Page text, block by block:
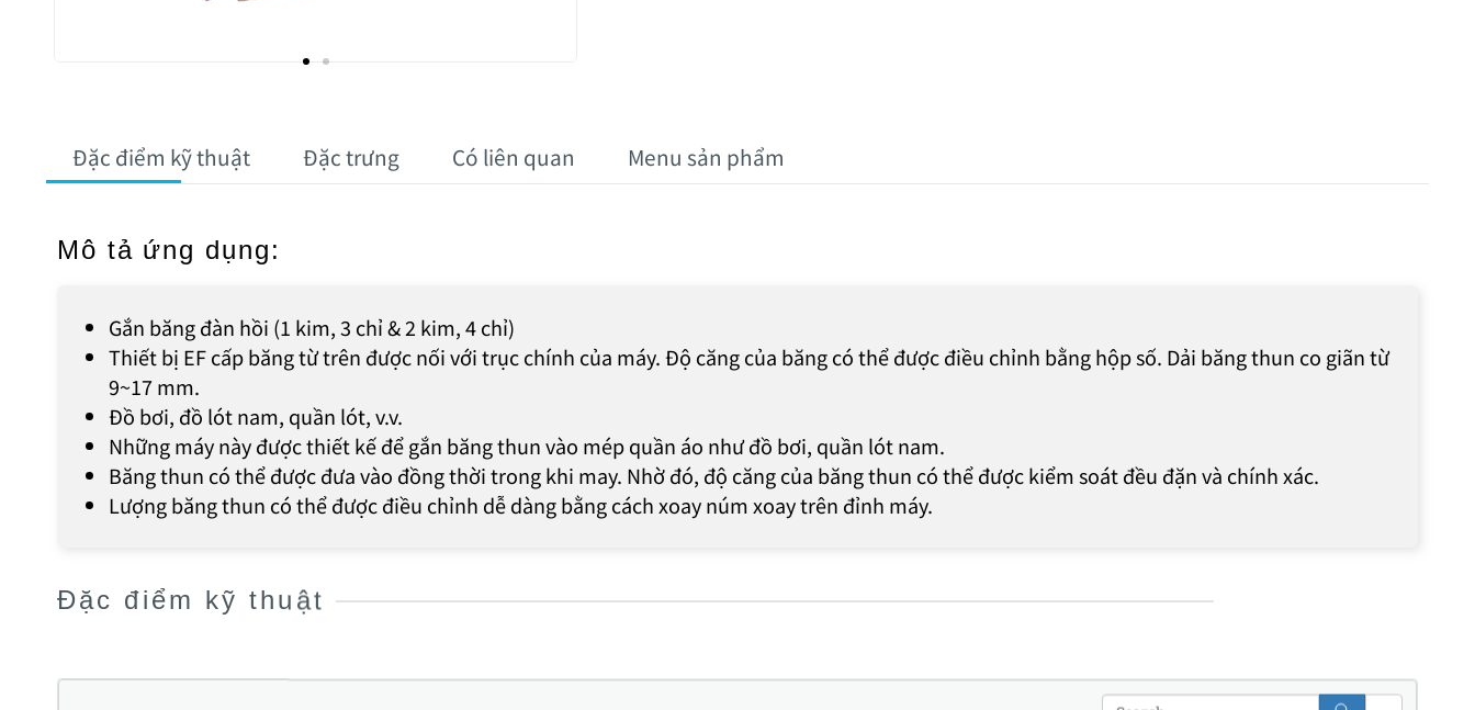
Đặc điểm kỹ thuật Đặc trưng Có liên quan Menu sản phẩm
Mô tả ứng dụng:
Gắn băng đàn hồi (1 kim, 3 chỉ & 2 kim, 4 chỉ)
Thiết bị EF cấp băng từ trên được nối với trục chính của máy. Độ căng của băng có thể được điều chỉnh bằng hộp số. Dải băng thun co giãn từ
9~17 mm.
Đồ bơi, đồ lót nam, quần lót, v.v.
Những máy này được thiết kế để gắn băng thun vào mép quần áo như đồ bơi, quần lót nam.
Băng thun có thể được đưa vào đồng thời trong khi may. Nhờ đó, độ căng của băng thun có thể được kiểm soát đều đặn và chính xác.
Lượng băng thun có thể được điều chỉnh dễ dàng bằng cách xoay núm xoay trên đỉnh máy.
Đặc điểm kỹ thuật
Search